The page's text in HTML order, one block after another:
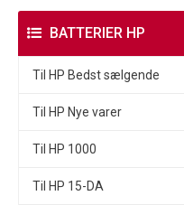
BATTERIER HP
Til HP Bedst sælgende
Til HP Nye varer
Til HP 1000
Til HP 15-DA